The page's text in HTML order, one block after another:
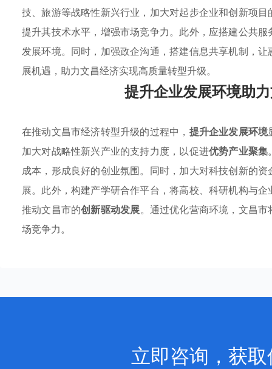
技、旅游等战略性新兴行业，加大对起步企业和创新项
提升其技术水平，增强市场竞争力。此外，应搭建公共
发展环境。同时，加强政企沟通，搭建信息共享机制，
展机遇，助力文昌经济实现高质量转型升级。
提升企业发展环境助
在推动文昌市经济转型升级的过程中， 提升企业发展环境
加大对战略性新兴产业的支持力度，以促进优势产业聚集
成本，形成良好的创业氛围。同时，加大对科技创新的
展。此外，构建产学研合作平台，将高校、科研机构与
推动文昌市的创新驱动发展。通过优化营商环境，文昌
场竞争力。
立即咨询，获